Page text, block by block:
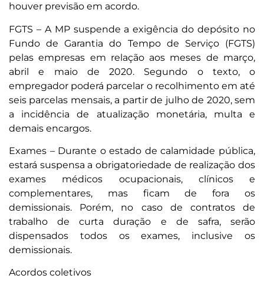
houver previsão em acordo.
FGTS – A MP suspende a exigência do depósito no
Fundo de Garantia do Tempo de Serviço (FGTS)
pelas empresas em relação aos meses de março,
abril e maio de 2020. Segundo o texto, o
empregador poderá parcelar o recolhimento em até
seis parcelas mensais, a partir de julho de 2020, sem
a incidência de atualização monetária, multa e
demais encargos.
Exames – Durante o estado de calamidade pública,
estará suspensa a obrigatoriedade de realização dos
exames médicos ocupacionais, clínicos e
complementares, mas ficam de fora os
demissionais. Porém, no caso de contratos de
trabalho de curta duração e de safra, serão
dispensados todos os exames, inclusive os
demissionais.
Acordos coletivos